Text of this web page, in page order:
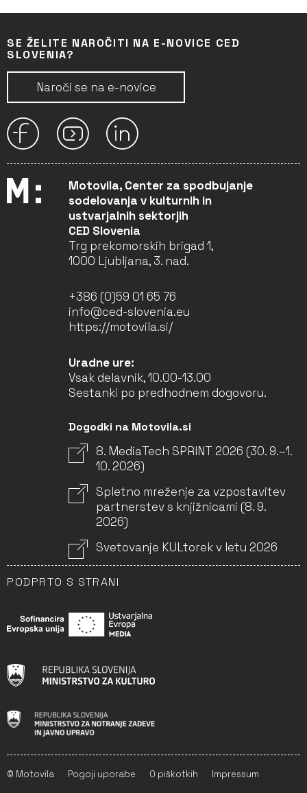
SE ŽELITE NAROČITI NA E-NOVICE CED
SLOVENIA?
Naroči se na e-novice
Motovila, Center za spodbujanje
sodelovanja v kulturnih in
ustvarjalnih sektorjih
CED Slovenia
Trg prekomorskih brigad 1,
1000 Ljubljana, 3. nad.
+386 (0)59 01 65 76
info@ced-slovenia.eu
https://motovila.si/
Uradne ure:
Vsak delavnik, 10.00-13.00
Sestanki po predhodnem dogovoru.
Dogodki na Motovila.si
8. MediaTech SPRINT 2026 (30. 9.–1.
10. 2026)
Spletno mreženje za vzpostavitev
partnerstev s knjižnicami (8. 9.
2026)
Svetovanje KULtorek v letu 2026
PODPRTO S STRANI
© Motovila Pogoji uporabe O piškotkih Impressum